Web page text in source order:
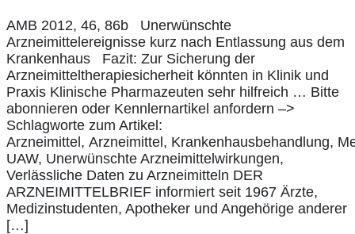
AMB 2012, 46, 86b Unerwünschte
Arzneimittelereignisse kurz nach Entlassung aus dem
Krankenhaus Fazit: Zur Sicherung der
Arzneimitteltherapiesicherheit könnten in Klinik und
Praxis Klinische Pharmazeuten sehr hilfreich … Bitte
abonnieren oder Kennlernartikel anfordern –>
Schlagworte zum Artikel:
Arzneimittel, Arzneimittel, Krankenhausbehandlung,
UAW, Unerwünschte Arzneimittelwirkungen,
Verlässliche Daten zu Arzneimitteln DER
ARZNEIMITTELBRIEF informiert seit 1967 Ärzte,
Medizinstudenten, Apotheker und Angehörige anderer
[…]